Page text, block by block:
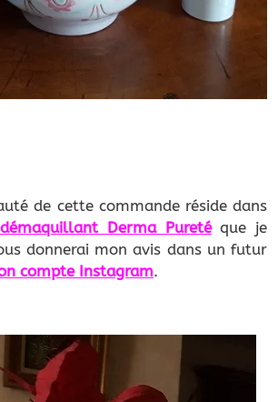
de cette commande réside dans
Derma Puretéque je
donnerai mon avis dans un futur
compte Instagram.